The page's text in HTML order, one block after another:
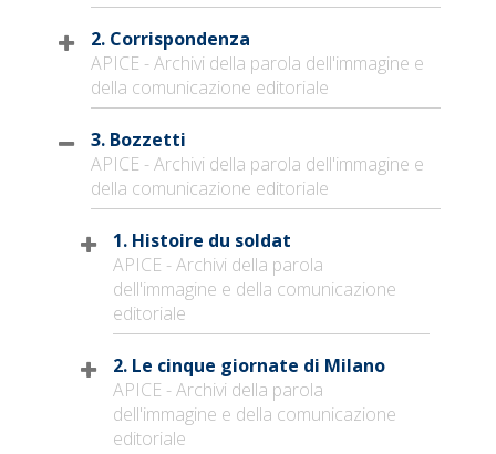
2. Corrispondenza
APICE - Archivi della parola dell'immagine e
della comunicazione editoriale
3. Bozzetti
APICE - Archivi della parola dell'immagine e
della comunicazione editoriale
1. Histoire du soldat
APICE - Archivi della parola
dell'immagine e della comunicazione
editoriale
2. Le cinque giornate di Milano
APICE - Archivi della parola
dell'immagine e della comunicazione
editoriale